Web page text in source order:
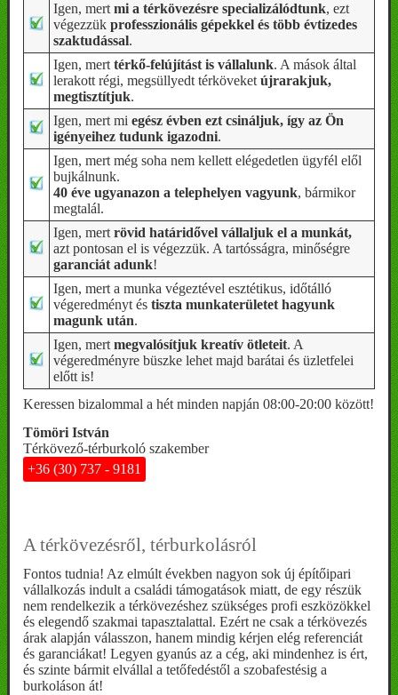
Igen, mert mi a térkövezésre specializálódtunk, ezt
végezzük professzionális gépekkel és több évtizedes
szaktudással.
Igen, mert térkő-felújítást is vállalunk. A mások által
lerakott régi, megsüllyedt térköveket újrarakjuk,
megtisztítjuk.
Igen, mert mi egész évben ezt csináljuk, így az Ön
igényeihez tudunk igazodni.
Igen, mert még soha nem kellett elégedetlen ügyfél elől
bujkálnunk.
40 éve ugyanazon a telephelyen vagyunk, bármikor
megtalál.
Igen, mert rövid határidővel vállaljuk el a munkát,
azt pontosan el is végezzük. A tartósságra, minőségre
garanciát adunk!
Igen, mert a munka végeztével esztétikus, időtálló
végeredményt és tiszta munkaterületet hagyunk
magunk után.
Igen, mert megvalósítjuk kreatív ötleteit. A
végeredményre büszke lehet majd barátai és üzletfelei
előtt is!
Keressen bizalommal a hét minden napján 08:00-20:00 között!
Tömöri István
Térkövező-térburkoló szakember
+36 (30) 737 - 9181
A térkövezésről, térburkolásról
Fontos tudnia! Az elmúlt években nagyon sok új építőipari
vállalkozás indult a családi támogatások miatt, de egy részük
nem rendelkezik a térkövezéshez szükséges profi eszközökkel
és elegendő szakmai tapasztalattal. Ezért ne csak a térkövezés
árak alapján válasszon, hanem mindig kérjen elég referenciát
és garanciákat! Legyen gyanús az a cég, aki mindenhez is ért,
és szinte bármit elvállal a tetőfedéstől a szobafestésig a
burkoláson át!